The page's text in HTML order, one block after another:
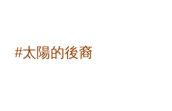
#太陽的後裔